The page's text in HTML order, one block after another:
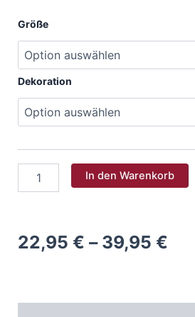
Größe
Dekoration
In den Warenkorb
22,95€ – 39,95€
bis